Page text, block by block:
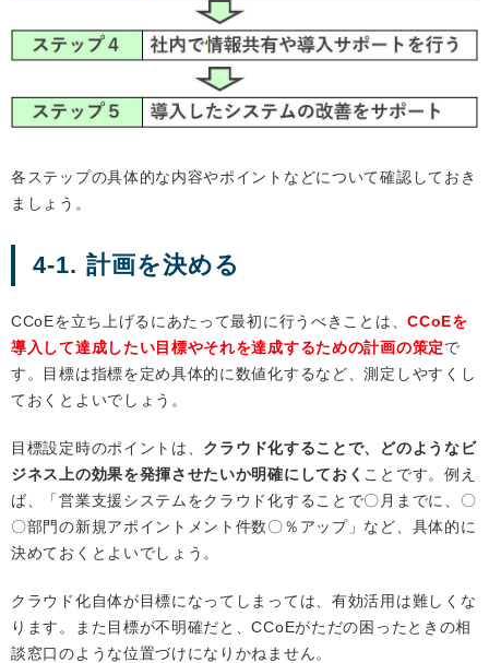
各ステップの具体的な内容やポイントなどについて確認しておき
ましょう。
4-1. 計画を決める
CCoEを立ち上げるにあたって最初に行うべきことは、CCoEを
導入して達成したい目標やそれを達成するための計画の策定で
す。目標は指標を定め具体的に数値化するなど、測定しやすくし
ておくとよいでしょう。
目標設定時のポイントは、 クラウド化することで、どのようなビ
ジネス上の効果を発揮させたいか明確にしておく ことです。例え
ば、「営業支援システムをクラウド化することで〇月までに、〇
〇部門の新規アポイントメント件数〇％アップ」など、具体的に
決めておくとよいでしょう。
クラウド化自体が目標になってしまっては、有効活用は難しくな
ります。また目標が不明確だと、CCoEがただの困ったときの相
談窓口のような位置づけになりかねません。